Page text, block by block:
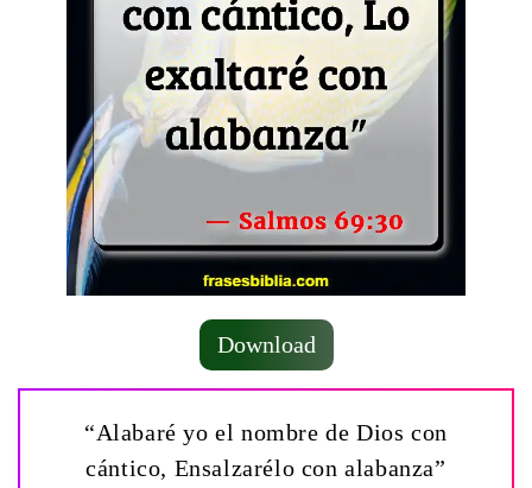
Download
“Alabaré yo el nombre de Dios con
cántico, Ensalzarélo con alabanza”